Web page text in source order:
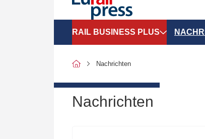
RAIL BUSINESS PLUS
SPNV-Marktdaten
Nachrichten
Nachrichten